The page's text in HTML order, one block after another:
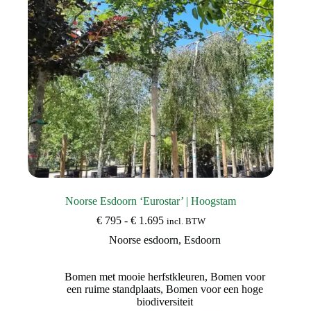
Noorse Esdoorn ‘Eurostar’ | Hoogstam
€795 - €1.695Prijsklasse:
tot
incl. BTW
Noorse esdoorn, Esdoorn
Bomen met mooie herfstkleuren, Bomen voor
een ruime standplaats, Bomen voor een hoge
biodiversiteit